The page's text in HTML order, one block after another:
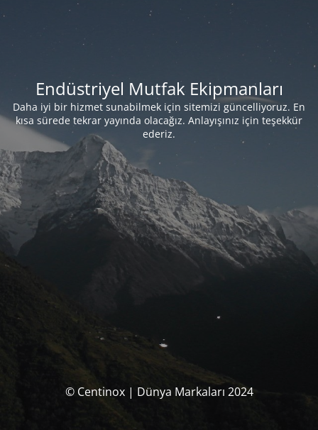
Endüstriyel Mutfak Ekipmanları
Daha iyi bir hizmet sunabilmek için sitemizi güncelliyoruz. En
kısa sürede tekrar yayında olacağız. Anlayışınız için teşekkür
ederiz.
© Centinox | Dünya Markaları 2024